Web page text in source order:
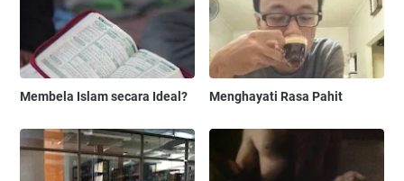
Membela Islam secara Ideal? Menghayati Rasa Pahit